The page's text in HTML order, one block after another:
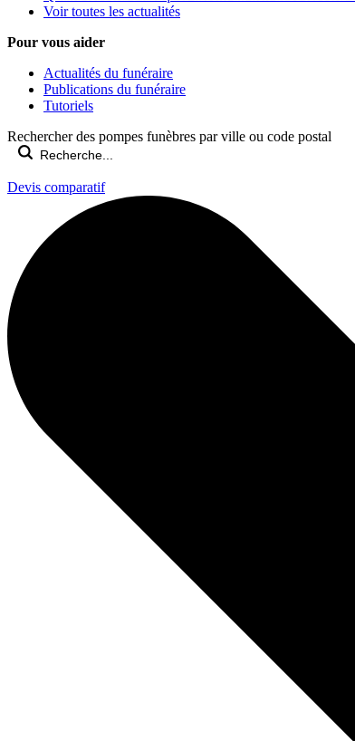
Voir toutes les actualités
Pour vous aider
Actualités du funéraire
Publications du funéraire
Tutoriels
Rechercher des pompes funèbres par ville ou code postal
Devis comparatif